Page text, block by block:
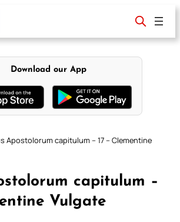
Download our App
Apostolorum capitulum – 17 – Clementine
capitulum –
Vulgate